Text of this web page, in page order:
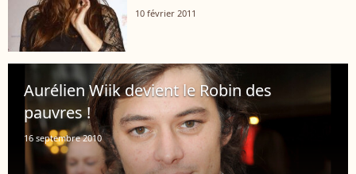
10 février 2011
Aurélien Wiik devient le Robin des
pauvres !
16 septembre 2010